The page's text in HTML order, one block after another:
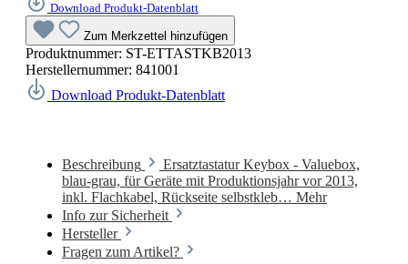
Download Produkt-Datenblatt
Zum Merkzettel hinzufügen
Produktnummer: ST-ETTASTKB2013
Herstellernummer: 841001
Download Produkt-Datenblatt
Beschreibung
Ersatztastatur Keybox - Valuebox,
blau-grau, für Geräte mit Produktionsjahr vor 2013,
inkl. Flachkabel, Rückseite selbstkleb… Mehr
Info zur Sicherheit
Hersteller
Fragen zum Artikel?